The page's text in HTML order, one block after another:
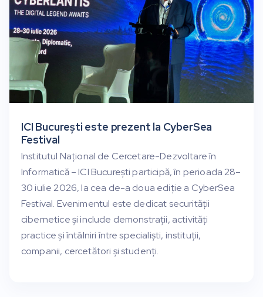
ICI București este prezent la CyberSea
Festival
Institutul Național de Cercetare-Dezvoltare în
Informatică – ICI București participă, în perioada 28–
30 iulie 2026, la cea de-a doua ediție a CyberSea
Festival. Evenimentul este dedicat securității
cibernetice și include demonstrații, activități
practice și întâlniri între specialiști, instituții,
companii, cercetători și studenți.